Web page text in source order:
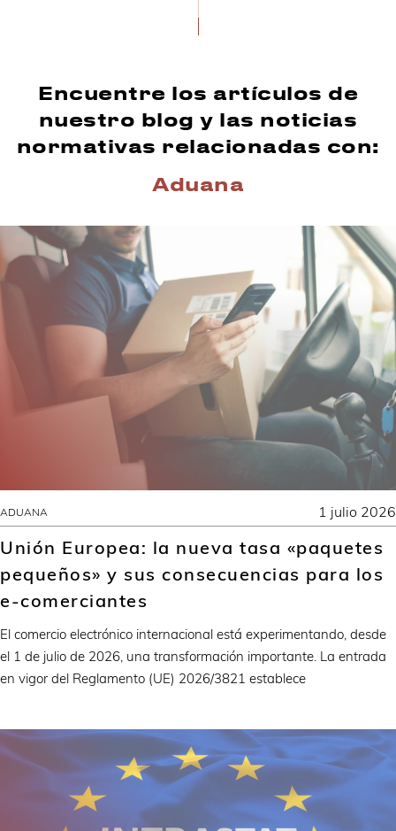
Encuentre los artículos de
nuestro blog y las noticias
normativas relacionadas con:
Aduana
ADUANA 1 julio 2026
Unión Europea: la nueva tasa «paquetes
pequeños» y sus consecuencias para los
e-comerciantes
El comercio electrónico internacional está experimentando, desde
el 1 de julio de 2026, una transformación importante. La entrada
en vigor del Reglamento (UE) 2026/3821 establece